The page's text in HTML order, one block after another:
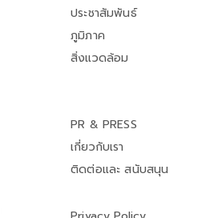
ประชาสัมพันธ์
ภูมิภาค
สิ่งแวดล้อม
PR & PRESS
เกี่ยวกับเรา
ติดต่อและ สนับสนุน